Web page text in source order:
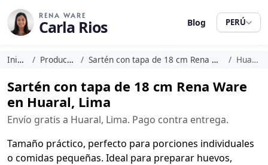
RENA WARE
Carla Rios Blog PERÚ
Inicio Productos Sartén con tapa de 18 cm Rena Ware Huaral
Sartén con tapa de 18 cm Rena Ware
en Huaral, Lima
Envío gratis a Huaral, Lima. Pago contra entrega.
Tamaño práctico, perfecto para porciones individuales
o comidas pequeñas. Ideal para preparar huevos,